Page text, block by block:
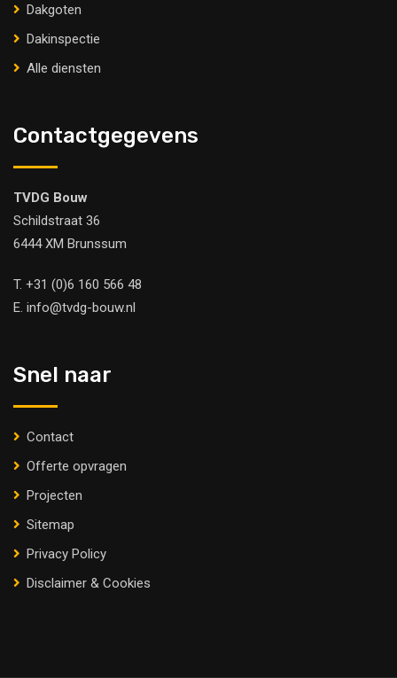
Dakgoten
Dakinspectie
Alle diensten
Contactgegevens
TVDG Bouw
Schildstraat 36
6444 XM Brunssum
T. +31 (0)6 160 566 48
E. info@tvdg-bouw.nl
Snel naar
Contact
Offerte opvragen
Projecten
Sitemap
Privacy Policy
Disclaimer & Cookies